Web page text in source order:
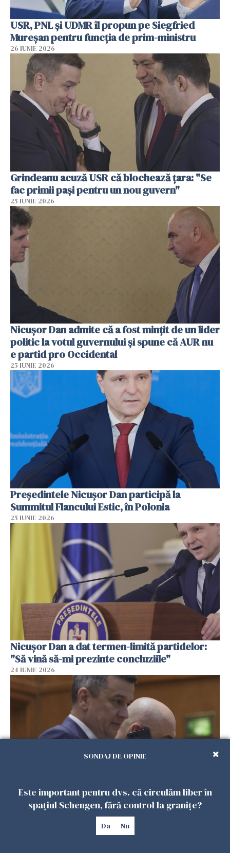
USR, PNL şi UDMR îl propun pe Siegfried
Mureşan pentru funcţia de prim-ministru
26 IUNIE 2026
Grindeanu acuză USR că blochează țara: "Se
fac primii pași pentru un nou guvern"
25 IUNIE 2026
Nicușor Dan admite că a fost mințit de un lider
politic la votul guvernului și spune că AUR nu
e partid pro Occidental
25 IUNIE 2026
Preşedintele Nicuşor Dan participă la
Summitul Flancului Estic, în Polonia
25 IUNIE 2026
Nicușor Dan a dat termen-limită partidelor:
"Să vină să-mi prezinte concluziile"
24 IUNIE 2026
PSD a decis să îşi asume guvernarea.
Grindeanu e propunerea de premier
SONDAJ DE OPINIE
Este important pentru dvs. că circulăm liber în
spațiul Schengen, fără control la granițe?
Da Nu